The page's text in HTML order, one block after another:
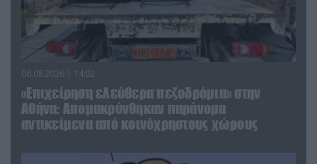
06.08.2026 | 14:02
«Επιχείρηση ελεύθερα πεζοδρόμια» στην
Αθήνα: Απομακρύνθηκαν παράνομα
αντικείμενα από κοινόχρηστους χώρους